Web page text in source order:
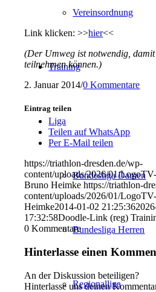
Vereinsordnung
Training
Liga
Bundesliga Damen
Bundesliga Herren
Regionalliga
Link klicken: >>hier<<
(Der Umweg ist notwendig,
teilnehmen können.)
2. Januar 2014/0 Kommentare
Eintrag teilen
Teilen auf WhatsApp
Per E-Mail teilen
https://triathlon-dresden.de/wp-
content/uploads/2026/01/
Bruno Heimke https://triathlon-
content/uploads/2026/01/
Heimke2014-01-02 21:25:36
17:32:58Doodle-Link (reg)
0 Kommentare
Hinterlasse einen
An der Diskussion beteiligen?
Hinterlasse uns deinen